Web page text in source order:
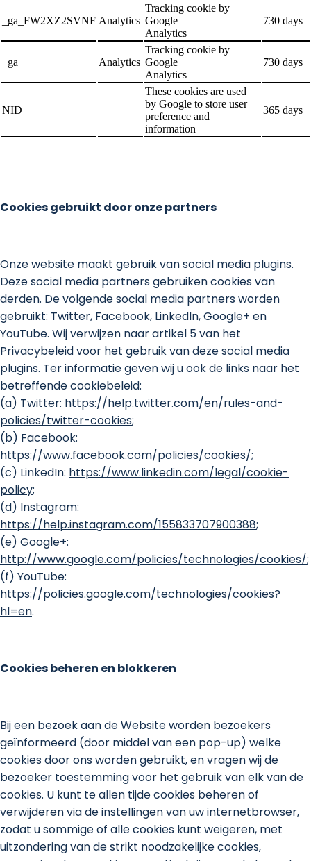
_ga_FW2XZ2SVNF Analytics
Tracking cookie by
Google
Analytics
730 days
_ga Analytics
Tracking cookie by
Google
Analytics
730 days
NID
These cookies are used
by Google to store user
preference and
information
365 days
Cookies gebruikt door onze partners
Onze website maakt gebruik van social media plugins.
Deze social media partners gebruiken cookies van
derden. De volgende social media partners worden
gebruikt: Twitter, Facebook, LinkedIn, Google+ en
YouTube. Wij verwijzen naar artikel 5 van het
Privacybeleid voor het gebruik van deze social media
plugins. Ter informatie geven wij u ook de links naar het
betreffende cookiebeleid:
(a) Twitter: https://help.twitter.com/en/rules-and-
policies/twitter-cookies;
(b) Facebook:
https://www.facebook.com/policies/cookies/;
(c) LinkedIn: https://www.linkedin.com/legal/cookie-
policy;
(d) Instagram:
https://help.instagram.com/155833707900388;
(e) Google+:
http://www.google.com/policies/technologies/cookies/;
(f) YouTube:
https://policies.google.com/technologies/cookies?
hl=en.
Cookies beheren en blokkeren
Bij een bezoek aan de Website worden bezoekers
geïnformeerd (door middel van een pop-up) welke
cookies door ons worden gebruikt, en vragen wij de
bezoeker toestemming voor het gebruik van elk van de
cookies. U kunt te allen tijde cookies beheren of
verwijderen via de instellingen van uw internetbrowser,
zodat u sommige of alle cookies kunt weigeren, met
uitzondering van de strikt noodzakelijke cookies,